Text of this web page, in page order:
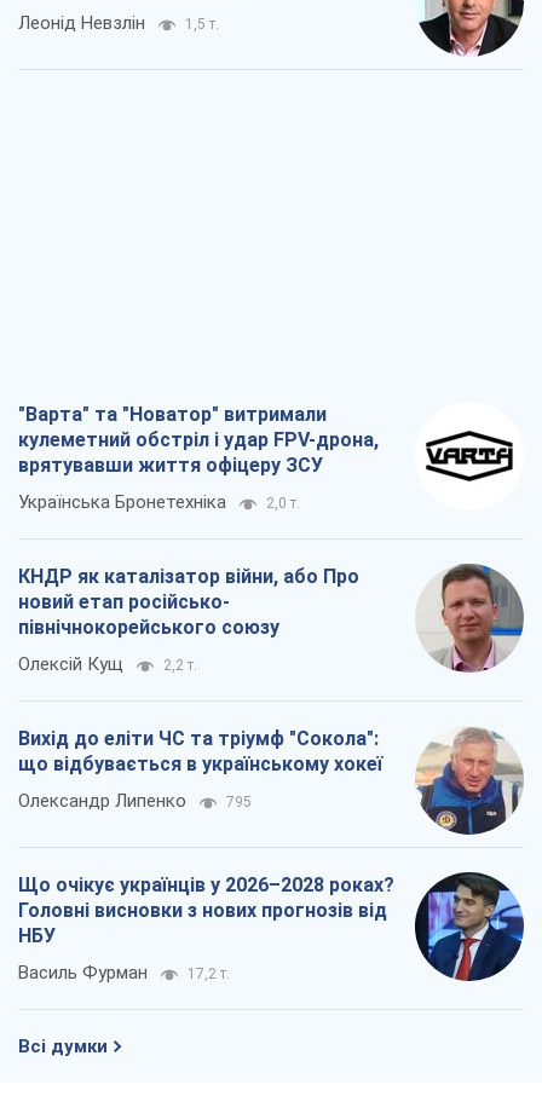
Леонід Невзлін 1,5 т.
"Варта" та "Новатор" витримали
кулеметний обстріл і удар FPV-дрона,
врятувавши життя офіцеру ЗСУ
Українська Бронетехніка 2,0 т.
КНДР як каталізатор війни, або Про
новий етап російсько-
північнокорейського союзу
Олексій Кущ 2,2 т.
Вихід до еліти ЧС та тріумф "Сокола":
що відбувається в українському хокеї
Олександр Липенко 795
Що очікує українців у 2026–2028 роках?
Головні висновки з нових прогнозів від
НБУ
Василь Фурман 17,2 т.
Всі думки